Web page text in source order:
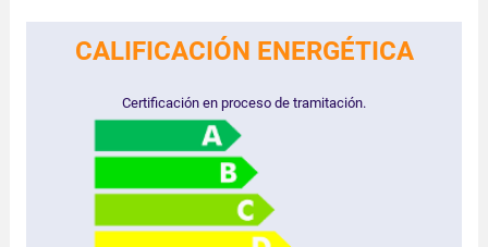
CALIFICACIÓN ENERGÉTICA
Certificación en proceso de tramitación.